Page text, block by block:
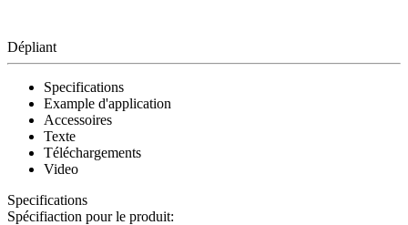
Dépliant
Specifications
Example d'application
Accessoires
Texte
Téléchargements
Video
Specifications
Spécifiaction pour le produit: